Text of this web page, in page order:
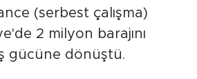
(serbest çalışma)
2 milyon barajını
gücüne dönüştü.